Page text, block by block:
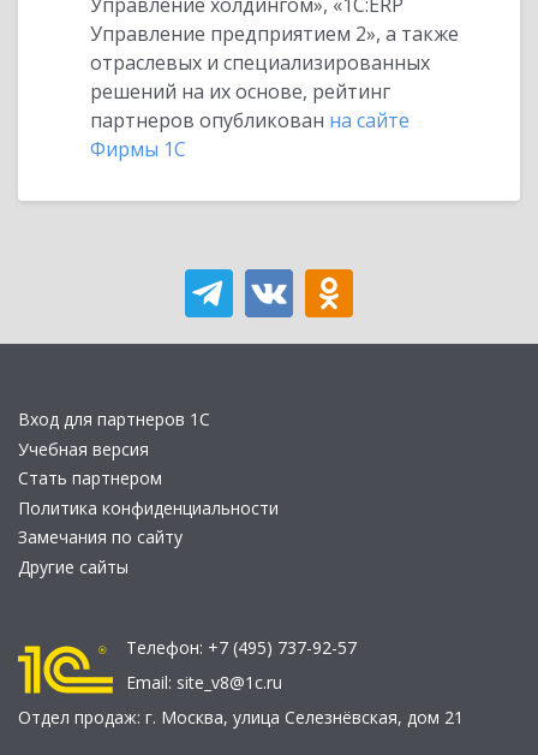
Управление предприятием 2», а также
отраслевых и специализированных
решений на их основе, рейтинг
партнеров опубликован на сайте
Фирмы 1С
Вход для партнеров 1С
Учебная версия
Стать партнером
Политика конфиденциальности
Замечания по сайту
Другие сайты
Телефон: +7 (495) 737-92-57
Email: site_v8@1c.ru
Отдел продаж: г. Москва, улица Селезнёвская, дом 21